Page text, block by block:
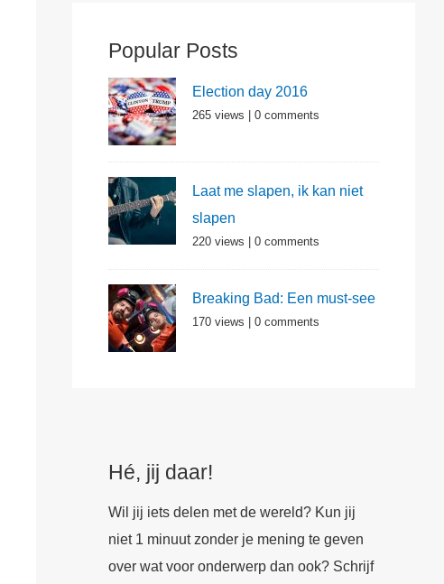
Popular Posts
Election day 2016
265 views 0 comments
Laat me slapen, ik kan niet
slapen
220 views 0 comments
Breaking Bad: Een must-see
170 views | 0 comments
Hé, jij daar!
Wil jij iets delen met de wereld? Kun jij
niet 1 minuut zonder je mening te geven
over wat voor onderwerp dan ook? Schrijf